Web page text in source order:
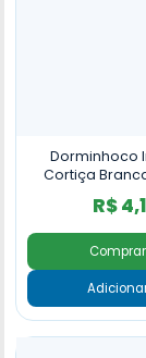
Dorminhoco
Cortiça
Larga -
R$
Comprar